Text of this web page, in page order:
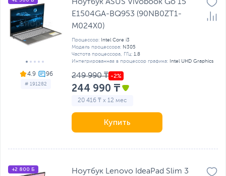
4.9
# 191282
Ноутбук ASUS Vivobook Go 15
E1504GA-BQ953 (90NB0ZT1-
M024X0)
Процессор: Intel Core i3
Модель процессора: N305
Частота процессора, ГГц: 1.8
Интегрированная в процессор графика: Intel UHD Graphics
249 990 ₸
244 990 ₸
20 416 ₸ x 12 мес
Купить
+2 800 Б
Ноутбук Lenovo IdeaPad Slim 3